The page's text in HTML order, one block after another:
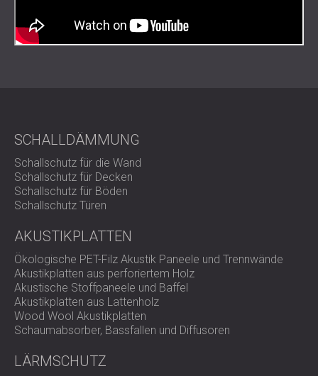
SCHALLDÄMMUNG
Schallschutz für die Wand
Schallschutz für Decken
Schallschutz für Böden
Schallschutz Türen
AKUSTIKPLATTEN
Ökologische PET-Filz Akustik Paneele und Trennwände
Akustikplatten aus perforiertem Holz
Akustische Stoffpaneele und Baffel
Akustikplatten aus Lattenholz
Wood Wool Akustikplatten
Schaumabsorber, Bassfallen und Diffusoren
LÄRMSCHUTZ